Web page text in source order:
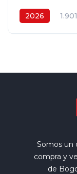
2026
Somos un
compra y
de